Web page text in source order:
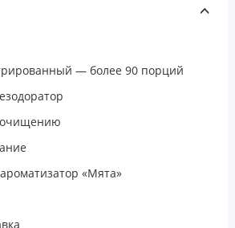
— более 90 порций
очищению
«Мята»